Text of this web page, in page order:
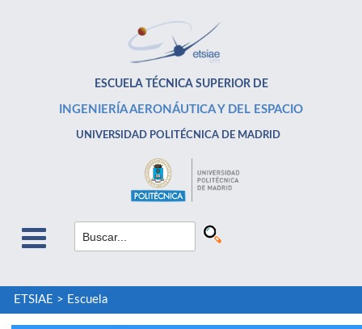
ESCUELA TÉCNICA SUPERIOR DE
INGENIERÍA AERONÁUTICA Y DEL ESPACIO
UNIVERSIDAD POLITÉCNICA DE MADRID
ETSIAE > Escuela